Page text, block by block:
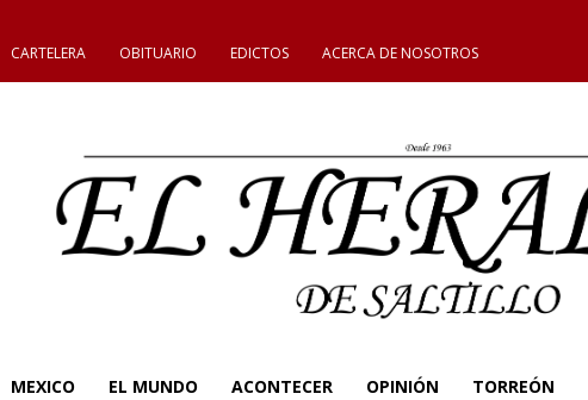
CARTELERA OBITUARIO EDICTOS ACERCA DE NOSOTROS
MEXICO EL MUNDO ACONTECER OPINIÓN TORREÓN